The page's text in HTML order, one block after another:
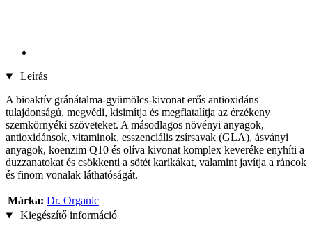
Leírás
A bioaktív gránátalma-gyümölcs-kivonat erős antioxidáns
tulajdonságú, megvédi, kisimítja és megfiatalítja az érzékeny
szemkörnyéki szöveteket. A másodlagos növényi anyagok,
antioxidánsok, vitaminok, esszenciális zsírsavak (GLA), ásványi
anyagok, koenzim Q10 és olíva kivonat komplex keveréke enyhíti a
duzzanatokat és csökkenti a sötét karikákat, valamint javítja a ráncok
és finom vonalak láthatóságát.
Márka: Dr. Organic
Kiegészítő információ